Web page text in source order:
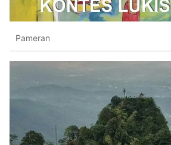
Pameran